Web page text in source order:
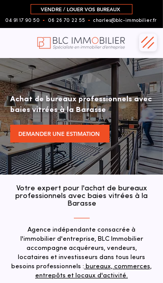
VENDRE / LOUER VOS BUREAUX
04 91 17 90 50 ▪︎ 06 26 70 22 55 ▪︎ charles@blc-immobilier.fr
Achat de bureaux professionnels avec
baies vitrées à la Barasse
DEMANDER UNE ESTIMATION
Votre expert pour l'achat de bureaux
professionnels avec baies vitrées à la
Barasse
Agence indépendante consacrée à
l'immobilier d'entreprise, BLC Immobilier
accompagne acquéreurs, vendeurs,
locataires et investisseurs dans tous leurs
besoins professionnels : bureaux, commerces,
entrepôts et locaux d'activité.